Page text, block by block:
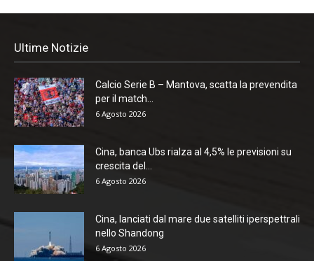
Ultime Notizie
Calcio Serie B – Mantova, scatta la prevendita
per il match...
6 Agosto 2026
Cina, banca Ubs rialza al 4,5% le previsioni su
crescita del...
6 Agosto 2026
Cina, lanciati dal mare due satelliti iperspettrali
nello Shandong
6 Agosto 2026